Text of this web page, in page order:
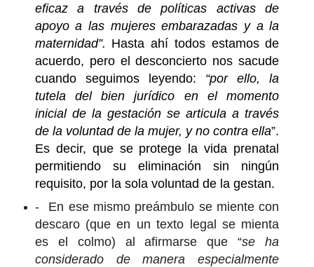
eficaz a través de políticas activas de
apoyo a las mujeres embarazadas y a la
maternidad”. Hasta ahí todos estamos de
acuerdo, pero el desconcierto nos sacude
cuando seguimos leyendo: “por ello, la
tutela del bien jurídico en el momento
inicial de la gestación se articula a través
de la voluntad de la mujer, y no contra ella”.
Es decir, que se protege la vida prenatal
permitiendo su eliminación sin ningún
requisito, por la sola voluntad de la gestan.
-
En ese mismo preámbulo se miente con
descaro (que en un texto legal se mienta
es el colmo) al afirmarse que “se ha
considerado de manera especialmente